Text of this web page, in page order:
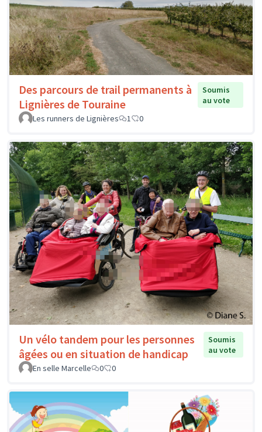
Des parcours de trail permanents à
Lignières de Touraine
Soumis
au vote
Les runners de Lignières
1 0
Un vélo tandem pour les personnes
âgées ou en situation de handicap
Soumis
au vote
En selle Marcelle
0 0